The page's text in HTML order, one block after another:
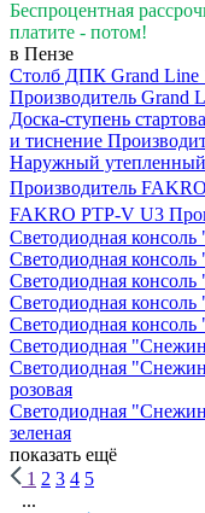
Беспроцентная
платите - потом!
в Пензе
Столб ДПК Grand Line
Производитель Grand
Доска-ступень
и тиснение
Наружный
Производитель FAKRO
FAKRO PTP-V U3
Светодиодная
Светодиодная
Светодиодная консоль
Светодиодная
Светодиодная
Светодиодная
Светодиодная
розовая
Светодиодная
зеленая
показать ещё
1 2 3 4 5
...